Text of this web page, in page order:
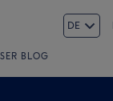
DE
BLOG